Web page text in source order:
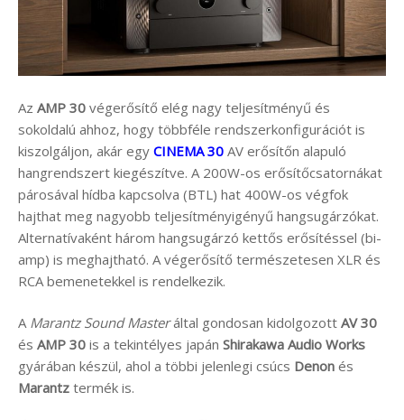
Az AMP 30 végerősítő elég nagy teljesítményű és
sokoldalú ahhoz, hogy többféle rendszerkonfigurációt is
kiszolgáljon, akár egy CINEMA 30 AV erősítőn alapuló
hangrendszert kiegészítve. A 200W-os erősítőcsatornákat
párosával hídba kapcsolva (BTL) hat 400W-os végfok
hajthat meg nagyobb teljesítményigényű hangsugárzókat.
Alternatívaként három hangsugárzó kettős erősítéssel (bi-
amp) is meghajtható. A végerősítő természetesen XLR és
RCA bemenetekkel is rendelkezik.
A Marantz Sound Masteráltal gondosan kidolgozott AV 30
és AMP 30 is a tekintélyes japán Shirakawa Audio Works
gyárában készül, ahol a többi jelenlegi csúcs Denon és
Marantz termék is.